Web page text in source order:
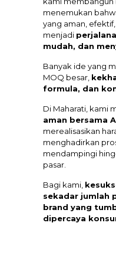
menemukan
yang aman,
menjadi
mudah, dan
Banyak ide yang
MOQ besar,
formula, dan
Di Maharati, kami
aman bersama
merealisasikan
menghadirkan
mendampingi
pasar.
Bagi kami,
sekadar jumlah
brand yang
dipercaya